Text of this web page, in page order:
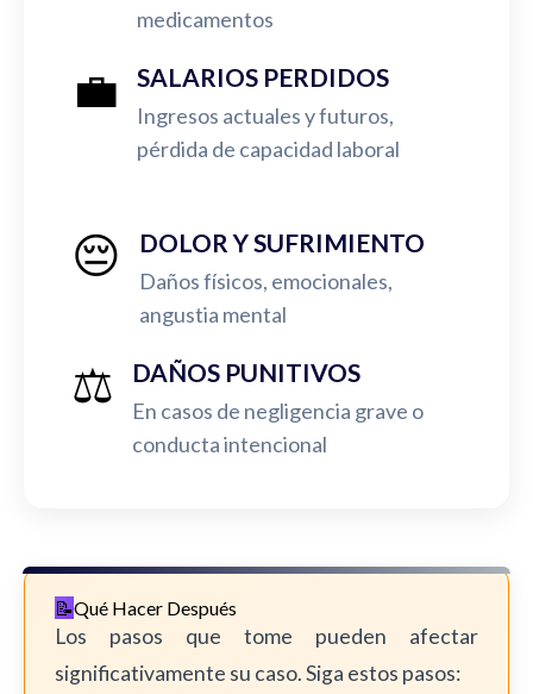
medicamentos
💼 SALARIOS PERDIDOS
Ingresos actuales y futuros,
pérdida de capacidad laboral
😔 DOLOR Y SUFRIMIENTO
Daños físicos, emocionales,
angustia mental
⚖️ DAÑOS PUNITIVOS
En casos de negligencia grave o
conducta intencional
Qué Hacer Después
Los pasos que tome pueden afectar
significativamente su caso. Siga estos pasos: